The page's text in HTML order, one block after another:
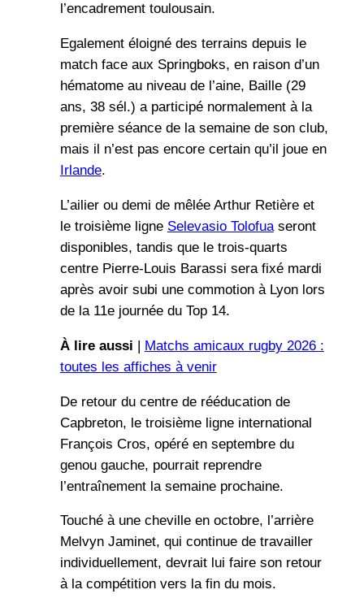
l’encadrement toulousain.
Egalement éloigné des terrains depuis le
match face aux Springboks, en raison d’un
hématome au niveau de l’aine, Baille (29
ans, 38 sél.) a participé normalement à la
première séance de la semaine de son club,
mais il n’est pas encore certain qu’il joue en
Irlande.
L’ailier ou demi de mêlée Arthur Retière et
le troisième ligne Selevasio Tolofuaseront
disponibles, tandis que le trois-quarts
centre Pierre-Louis Barassi sera fixé mardi
après avoir subi une commotion à Lyon lors
de la 11e journée du Top 14.
À lire aussi | Matchs amicaux rugby 2026 :
toutes les affiches à venir
De retour du centre de rééducation de
Capbreton, le troisième ligne international
François Cros, opéré en septembre du
genou gauche, pourrait reprendre
l’entraînement la semaine prochaine.
Touché à une cheville en octobre, l’arrière
Melvyn Jaminet, qui continue de travailler
individuellement, devrait lui faire son retour
à la compétition vers la fin du mois.